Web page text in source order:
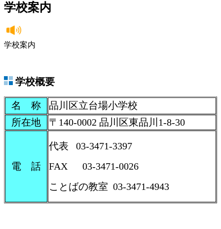
学校案内
学校案内
学校概要
名 称
品川区立台場小学校
所在地
〒140-0002 品川区東品川1-8-30
電 話
代表 03-3471-3397
FAX 03-3471-0026
ことばの教室 03-3471-4943